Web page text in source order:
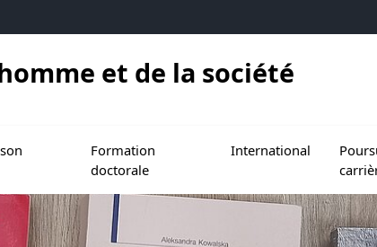
et de la société
Formation
doctorale
International